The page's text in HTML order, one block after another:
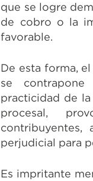
que se logre
de cobro o la
favorable.
De esta forma,
se
practicidad de
procesal,
contribuyentes,
perjudicial para
Es impritante